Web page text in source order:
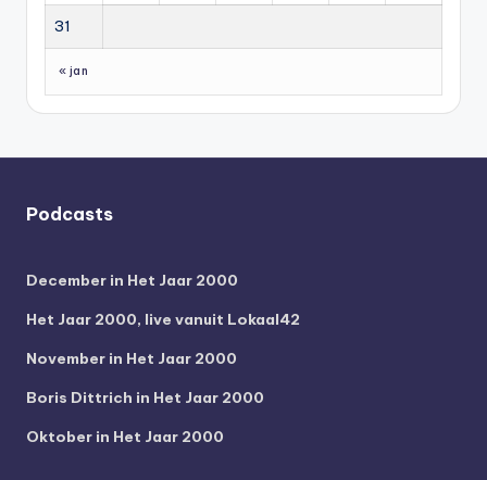
31
« jan
Podcasts
December in Het Jaar 2000
Het Jaar 2000, live vanuit Lokaal42
November in Het Jaar 2000
Boris Dittrich in Het Jaar 2000
Oktober in Het Jaar 2000